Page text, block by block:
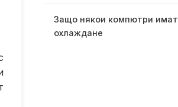
Защо някои компютри
охлаждане